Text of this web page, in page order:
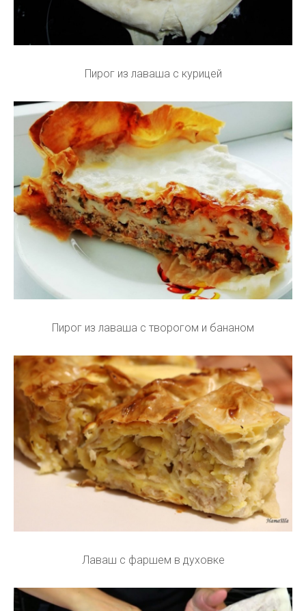
Пирог из лаваша с курицей
Пирог из лаваша с творогом и бананом
Лаваш с фаршем в духовке